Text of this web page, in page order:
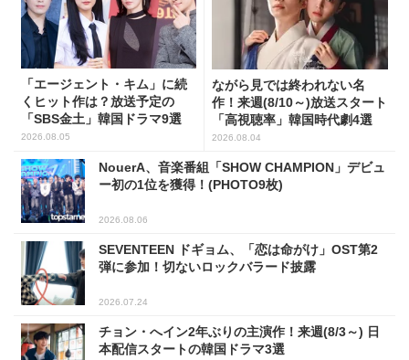
「エージェント・キム」に続
くヒット作は？放送予定の
「SBS金土」韓国ドラマ9選
2026.08.05
ながら見では終われない名
作！来週(8/10～)放送スタート
「高視聴率」韓国時代劇4選
2026.08.04
NouerA、音楽番組「SHOW CHAMPION」デビュ
ー初の1位を獲得！(PHOTO9枚)
2026.08.06
SEVENTEEN ドギョム、「恋は命がけ」OST第2
弾に参加！切ないロックバラード披露
2026.07.24
チョン・へイン2年ぶりの主演作！来週(8/3～) 日
本配信スタートの韓国ドラマ3選